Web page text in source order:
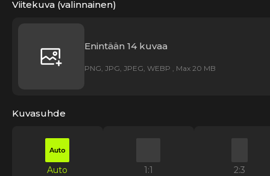
Viitekuva (valinnainen)
Enintään 14 kuvaa
PNG, JPG, JPEG, WEBP , Max 20 MB
Kuvasuhde
Auto
Auto 1:1 2:3